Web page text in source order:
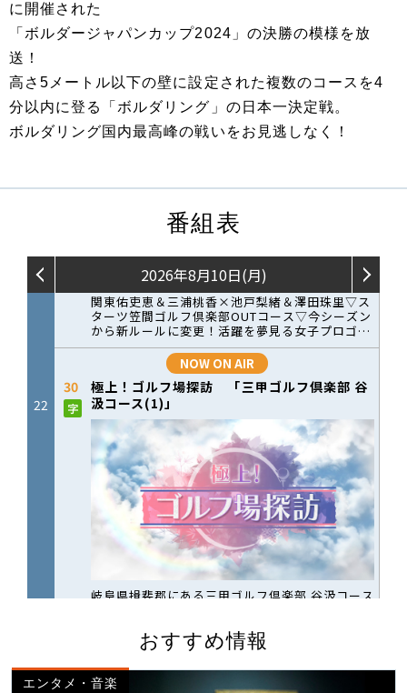
に開催された
「ボルダージャパンカップ2024」の決勝の模様を放
送！
高さ5メートル以下の壁に設定された複数のコースを4
分以内に登る「ボルダリング」の日本一決定戦。
ボルダリング国内最高峰の戦いをお見逃しなく！
番組表
おすすめ情報
エンタメ・音楽